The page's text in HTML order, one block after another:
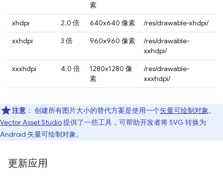
素
xhdpi 2.0 倍 640x640 像素
/res/drawable-xhdpi/
xxhdpi
3 倍 960x960 像素
/res/drawable-
xxhdpi/
xxxhdpi
4.0 倍
1280x1280 像
素
/res/drawable-
xxxhdpi/
注意 ： 创建所有图片大小的替代方案是使用一个矢量可绘制对象。
Vector Asset Studio提供了一些工具，可帮助开发者将 SVG 转换为
Android 矢量可绘制对象。
更新应用